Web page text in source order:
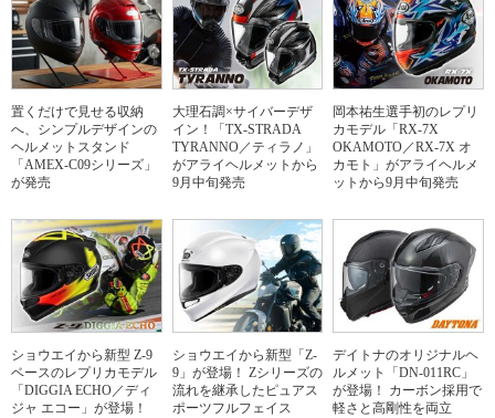
置くだけで見せる収納
へ、シンプルデザインの
ヘルメットスタンド
「AMEX-C09シリーズ」
が発売
大理石調×サイバーデザ
イン！「TX-STRADA
TYRANNO／ティラノ」
がアライヘルメットから
9月中旬発売
岡本祐生選手初のレプリ
カモデル「RX-7X
OKAMOTO／RX-7X オ
カモト」がアライヘルメ
ットから9月中旬発売
ショウエイから新型 Z-9
ベースのレプリカモデル
「DIGGIA ECHO／ディ
ジャ エコー」が登場！
ショウエイから新型「Z-
9」が登場！ Zシリーズの
流れを継承したピュアス
ポーツフルフェイス
デイトナのオリジナルヘ
ルメット「DN-011RC」
が登場！ カーボン採用で
軽さと高剛性を両立